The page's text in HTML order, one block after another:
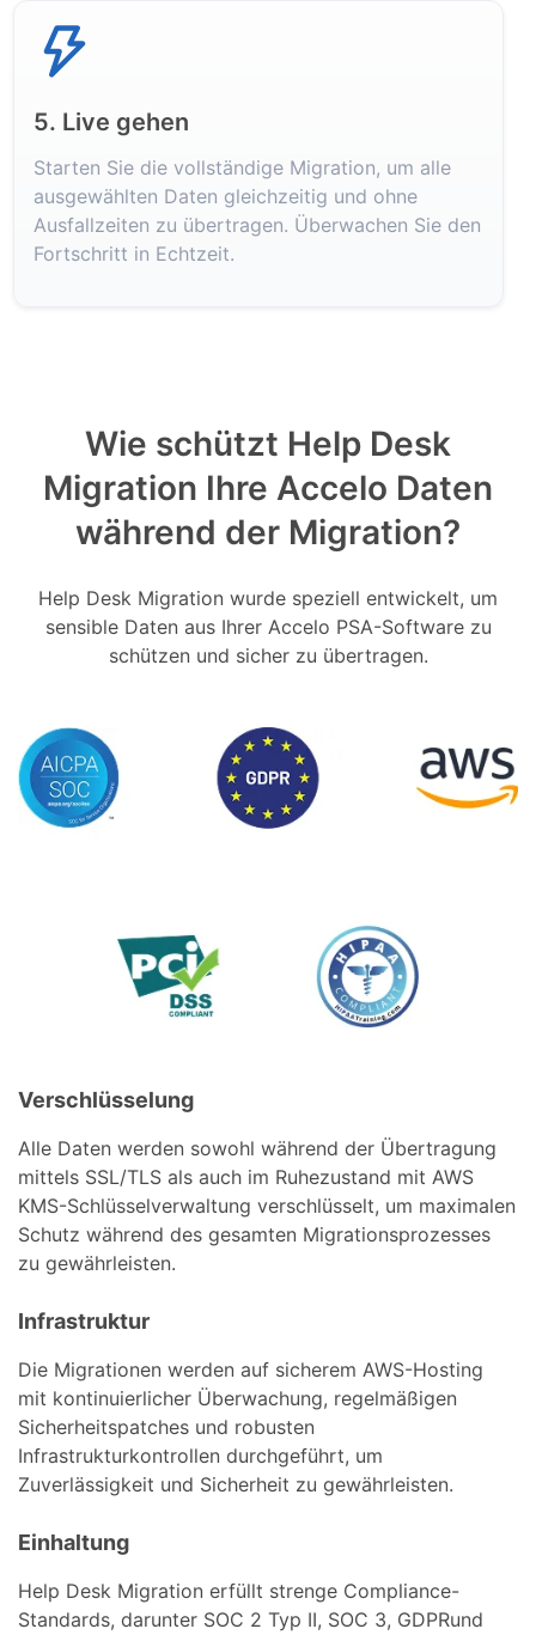
5. Live gehen
Starten Sie die vollständige Migration, um alle
ausgewählten Daten gleichzeitig und ohne
Ausfallzeiten zu übertragen. Überwachen Sie den
Fortschritt in Echtzeit.
Wie schützt Help Desk
Migration Ihre Accelo Daten
während der Migration?
Help Desk Migration wurde speziell entwickelt, um
sensible Daten aus Ihrer Accelo PSA-Software zu
schützen und sicher zu übertragen.
Verschlüsselung
Alle Daten werden sowohl während der Übertragung
mittels SSL/TLS als auch im Ruhezustand mit AWS
KMS-Schlüsselverwaltung verschlüsselt, um maximalen
Schutz während des gesamten Migrationsprozesses
zu gewährleisten.
Infrastruktur
Die Migrationen werden auf sicherem AWS-Hosting
mit kontinuierlicher Überwachung, regelmäßigen
Sicherheitspatches und robusten
Infrastrukturkontrollen durchgeführt, um
Zuverlässigkeit und Sicherheit zu gewährleisten.
Einhaltung
Help Desk Migration erfüllt strenge Compliance-
Standards, darunter SOC 2 Typ II, SOC 3, GDPRund